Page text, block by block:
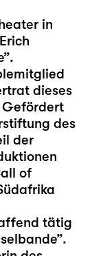
in
dieses
des
der
of
tätig